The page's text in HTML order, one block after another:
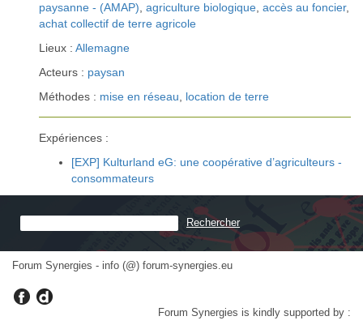
paysanne - (AMAP) agriculture biologique accès au foncier,
achat collectif de terre agricole
Lieux : Allemagne
Acteurs : paysan
Méthodes : mise en réseau location de terre
Expériences :
[EXP] Kulturland eG: une coopérative d’agriculteurs -
consommateurs
Forum Synergies - info (@) forum-synergies.eu
Forum Synergies is kindly supported by :